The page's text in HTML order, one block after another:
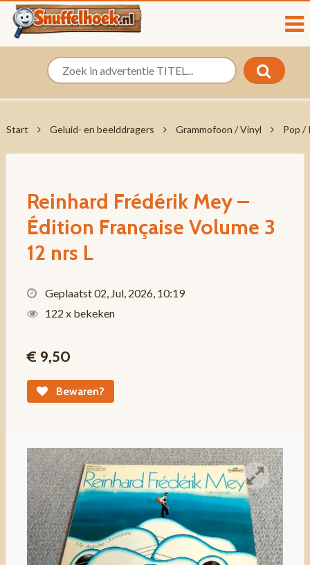
Start Geluid- en beelddragers Grammofoon / Vinyl Pop /
Reinhard Frédérik Mey –
Édition Française Volume 3
12 nrs L
Geplaatst 02, Jul, 2026, 10:19
122 x bekeken
€ 9,50
Bewaren?